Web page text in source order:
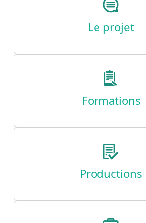
Le projet
Formations
Productions